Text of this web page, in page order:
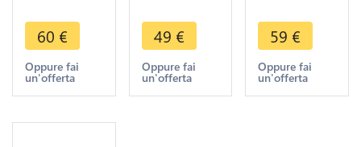
Helios
Elizabeth II
2009 Gold
999% BE PP
60 €
Oppure fai
un'offerta
Elizabeth II
Helios 2009
Or Gold
999% PF BE
49 €
Oppure fai
un'offerta
Elizabeth II
2009 God
Dieu Helios
Gold PF BE
59 €
Oppure fai
un'offerta